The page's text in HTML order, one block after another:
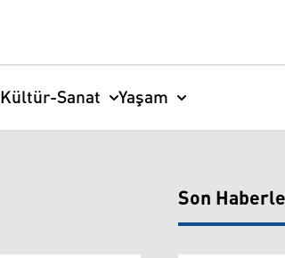
Kültür-Sanat Yaşam
Son